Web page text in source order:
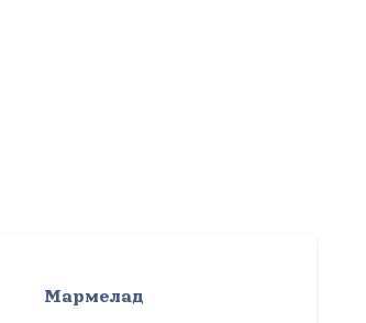
Мармелад